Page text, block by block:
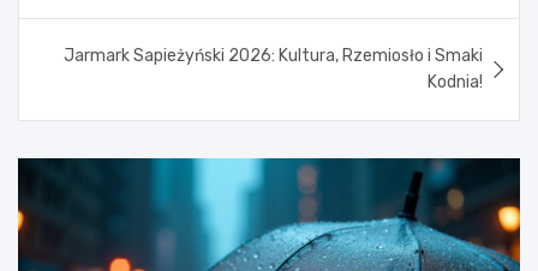
Jarmark Sapieżyński 2026: Kultura, Rzemiosło i Smaki
Kodnia!